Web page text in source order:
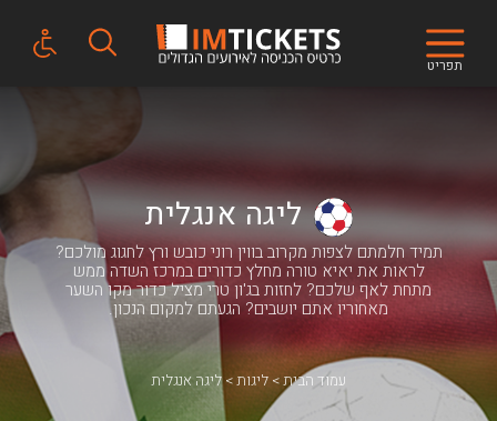
תפריט
ליגה אנגלית
תמיד חלמתם לצפות מקרוב בווין רוני כובש ורץ לחגוג מולכם?
לראות את יאיא טורה מחלץ כדורים במרכז השדה ממש
מתחת לאף שלכם? לחזות בג'ון טרי מציל כדור מקו השער
מאחוריו אתם יושבים? הגעתם למקום הנכון.
ליגה אנגלית ליגות עמוד הבית